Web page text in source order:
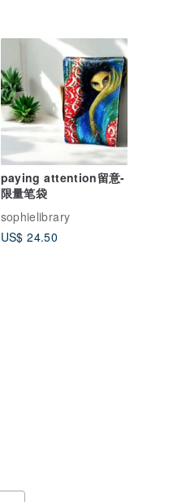
paying attention留意-
限量笔袋
sophielibrary
US$ 24.50